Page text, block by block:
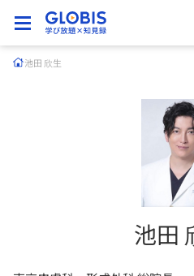
池田 欣生
池田